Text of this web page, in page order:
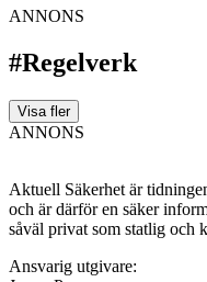
ANNONS
#Regelverk
Visa fler
ANNONS
Aktuell Säkerhet är
och är därför en säker
såväl privat som statlig och
Ansvarig utgivare: